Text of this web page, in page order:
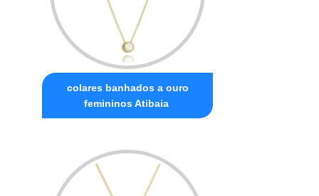
colares banhados a ouro
femininos Atibaia